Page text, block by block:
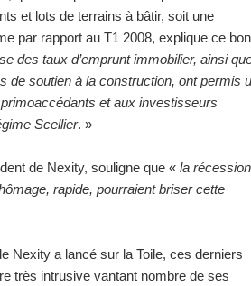
et lots de terrains à bâtir, soit une
par rapport au T1 2008, explique ce bon
des taux d’emprunt immobilier, ainsi
de soutien à la construction, ont permis
et aux investisseurs
Scellier. »
de Nexity, souligne que « la récession
rapide, pourraient briser cette
Nexity a lancé sur la Toile, ces derniers
très intrusive vantant nombre de ses